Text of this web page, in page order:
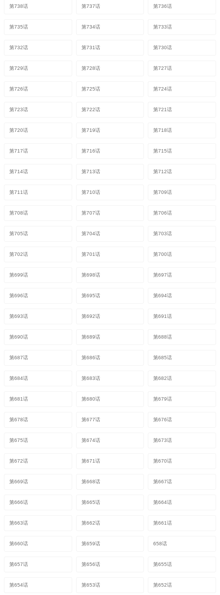
第738话 第737话 第736话
第735话 第734话 第733话
第732话 第731话 第730话
第729话 第728话 第727话
第726话 第725话 第724话
第723话 第722话 第721话
第720话 第719话 第718话
第717话 第716话 第715话
第714话 第713话 第712话
第711话 第710话 第709话
第708话 第707话 第706话
第705话 第704话 第703话
第702话 第701话 第700话
第699话 第698话 第697话
第696话 第695话 第694话
第693话 第692话 第691话
第690话 第689话 第688话
第687话 第686话 第685话
第684话 第683话 第682话
第681话 第680话 第679话
第678话 第677话 第676话
第675话 第674话 第673话
第672话 第671话 第670话
第669话 第668话 第667话
第666话 第665话 第664话
第663话 第662话 第661话
第660话 第659话 658话
第657话 第656话 第655话
第654话 第653话 第652话